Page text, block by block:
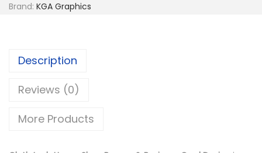
Brand: KGA Graphics
Description
Reviews (0)
More Products